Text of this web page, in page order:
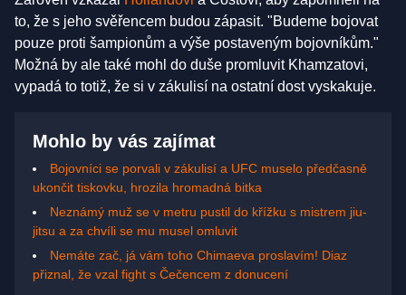
to, že s jeho svěřencem budou zápasit. "Budeme bojovat
pouze proti šampionům a výše postaveným bojovníkům."
Možná by ale také mohl do duše promluvit Khamzatovi,
vypadá to totiž, že si v zákulisí na ostatní dost vyskakuje.
Mohlo by vás zajímat
Bojovníci se porvali v zákulisí a UFC muselo předčasně
ukončit tiskovku, hrozila hromadná bitka
Neznámý muž se v metru pustil do křížku s mistrem jiu-
jitsu a za chvíli se mu musel omluvit
Nemáte zač, já vám toho Chimaeva proslavím! Diaz
přiznal, že vzal fight s Čečencem z donucení